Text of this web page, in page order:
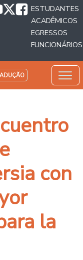
ESTUDANTES
ACADÊMICOS
EGRESSOS
FUNCIONÁRIOS
con
la